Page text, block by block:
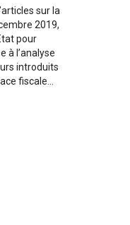
sur la
2019,
pour
à l’analyse
introduits
fiscale...